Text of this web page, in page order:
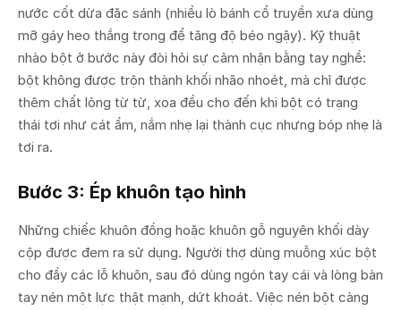
nước cốt dừa đặc sánh (nhiều lò bánh cổ truyền xưa dùng
mỡ gáy heo thắng trong để tăng độ béo ngậy). Kỹ thuật
nhào bột ở bước này đòi hỏi sự cảm nhận bằng tay nghề:
bột không được trộn thành khối nhão nhoét, mà chỉ được
thêm chất lỏng từ từ, xoa đều cho đến khi bột có trạng
thái tơi như cát ẩm, nắm nhẹ lại thành cục nhưng bóp nhẹ là
tơi ra.
Bước 3: Ép khuôn tạo hình
Những chiếc khuôn đồng hoặc khuôn gỗ nguyên khối dày
cộp được đem ra sử dụng. Người thợ dùng muỗng xúc bột
cho đầy các lỗ khuôn, sau đó dùng ngón tay cái và lòng bàn
tay nén một lực thật mạnh, dứt khoát. Việc nén bột càng